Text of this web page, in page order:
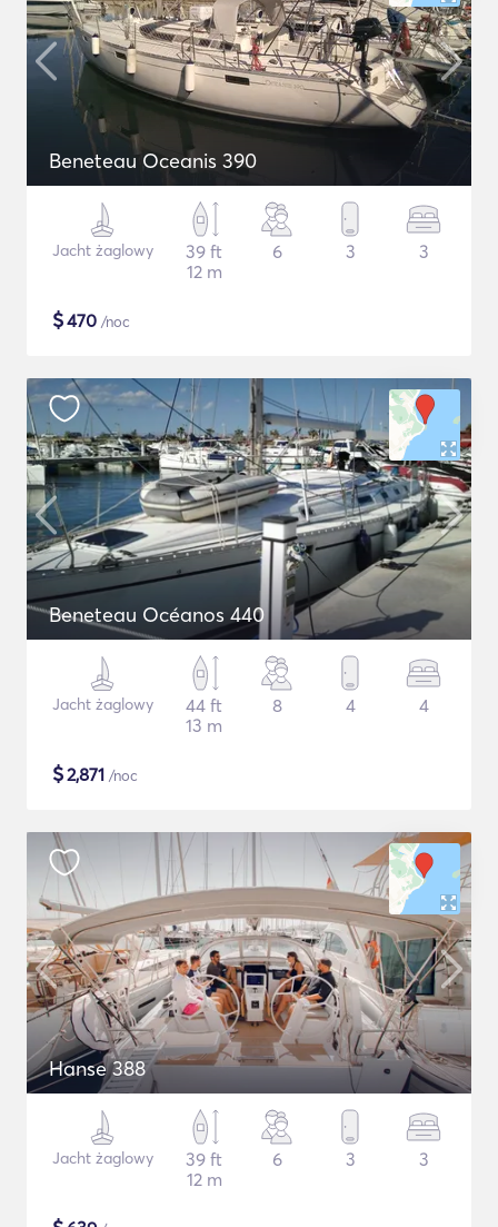
Beneteau Oceanis 390
Jacht żaglowy
39 ft
12 m
6 3 3
$470 /noc
Beneteau Océanos 440
Jacht żaglowy
44 ft
13 m
8 4 4
$2,871 /noc
Hanse 388
Jacht żaglowy
39 ft
12 m
6 3 3